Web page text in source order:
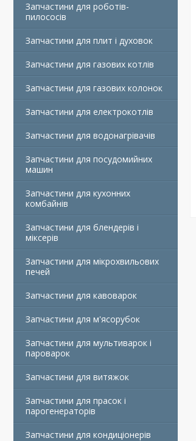
Запчастини для роботів-
пилососів
Запчастини для плит і духовок
Запчастини для газових котлів
Запчастини для газових колонок
Запчастини для електрокотлів
Запчастини для водонагрівачів
Запчастини для посудомийних
машин
Запчастини для кухонних
комбайнів
Запчастини для блендерів і
міксерів
Запчастини для мікрохвильових
печей
Запчастини для кавоварок
Запчастини для м'ясорубок
Запчастини для мультиварок і
пароварок
Запчастини для витяжок
Запчастини для прасок і
парогенераторів
Запчастини для кондиціонерів